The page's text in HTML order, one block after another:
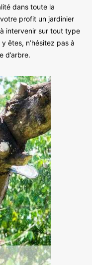
dans toute la
profit un jardinier
intervenir sur tout type
êtes, n’hésitez pas à
d’arbre.